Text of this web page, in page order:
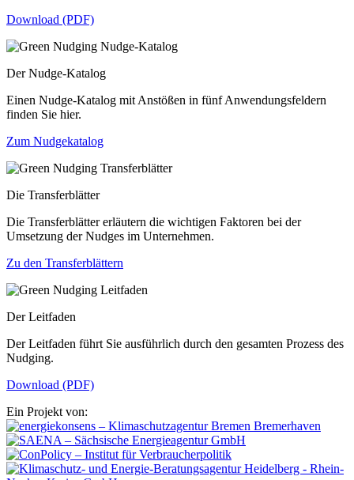
Download (PDF)
Der Nudge-Katalog
Einen Nudge-Katalog mit Anstößen in fünf Anwendungsfeldern
finden Sie hier.
Zum Nudgekatalog
Die Transferblätter
Die Transferblätter erläutern die wichtigen Faktoren bei der
Umsetzung der Nudges im Unternehmen.
Zu den Transferblättern
Der Leitfaden
Der Leitfaden führt Sie ausführlich durch den gesamten Prozess des
Nudging.
Download (PDF)
Ein Projekt von: